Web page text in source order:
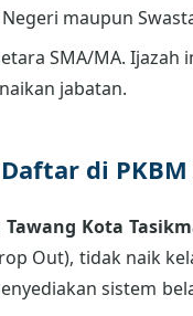
maupun
SMA/MA. Ijazah
jabatan.
di PKBM
Kota
Out), tidak naik
sistem